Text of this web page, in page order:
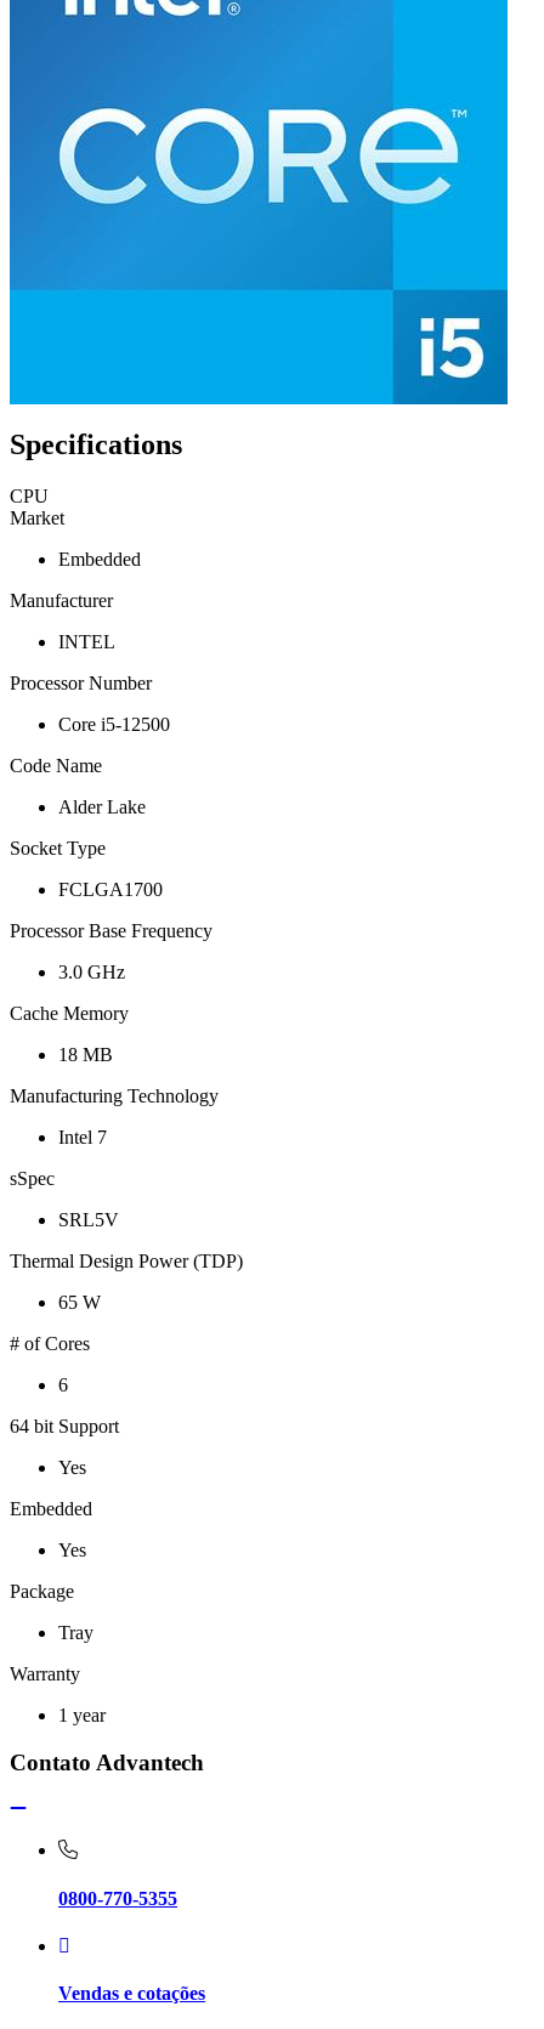
Specifications
CPU
Market
Embedded
Manufacturer
INTEL
Processor Number
Core i5-12500
Code Name
Alder Lake
Socket Type
FCLGA1700
Processor Base Frequency
3.0 GHz
Cache Memory
18 MB
Manufacturing Technology
Intel 7
sSpec
SRL5V
Thermal Design Power (TDP)
65 W
# of Cores
6
64 bit Support
Yes
Embedded
Yes
Package
Tray
Warranty
1 year
Contato Advantech
0800-770-5355
Vendas e cotações